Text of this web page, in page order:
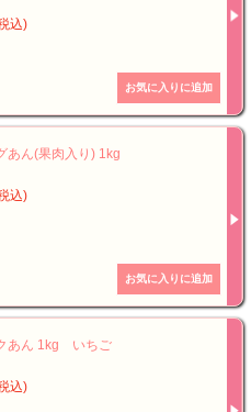
込)
あん(果肉入り) 1kg
込)
あん 1kg いちご
込)